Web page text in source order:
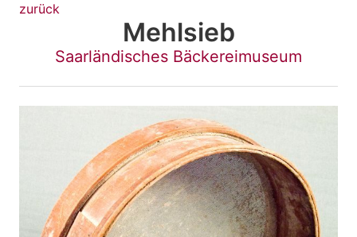
zurück
Mehlsieb
Saarländisches Bäckereimuseum